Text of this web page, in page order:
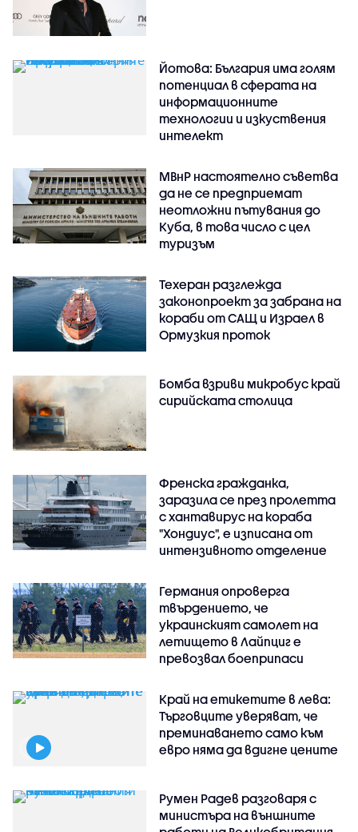
Йотова: България има голям
потенциал в сферата на
информационните
технологии и изкуствения
интелект
МВнР настоятелно съветва
да не се предприемат
неотложни пътувания до
Куба, в това число с цел
туризъм
Техеран разглежда
законопроект за забрана на
кораби от САЩ и Израел в
Ормузкия проток
Бомба взриви микробус край
сирийската столица
Френска гражданка,
заразила се през пролетта
с хантавирус на кораба
"Хондиус", е изписана от
интензивното отделение
Германия опроверга
твърдението, че
украинският самолет на
летището в Лайпциг е
превозвал боеприпаси
Край на етикетите в лева:
Търговците уверяват, че
преминаването само към
евро няма да вдигне цените
Румен Радев разговаря с
министъра на външните